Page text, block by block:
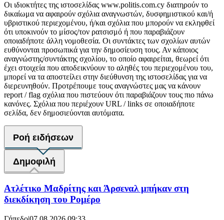
Οι ιδιοκτήτες της ιστοσελίδας www.politis.com.cy διατηρούν το
δικαίωμα να αφαιρούν σχόλια αναγνωστών, δυσφημιστικού και/ή
υβριστικού περιεχομένου, ή/και σχόλια που μπορούν να εκληφθεί
ότι υποκινούν το μίσος/τον ρατσισμό ή που παραβιάζουν
οποιαδήποτε άλλη νομοθεσία. Οι συντάκτες των σχολίων αυτών
ευθύνονται προσωπικά για την δημοσίευση τους. Αν κάποιος
αναγνώστης/συντάκτης σχολίου, το οποίο αφαιρείται, θεωρεί ότι
έχει στοιχεία που αποδεικνύουν το αληθές του περιεχομένου του,
μπορεί να τα αποστείλει στην διεύθυνση της ιστοσελίδας για να
διερευνηθούν. Προτρέπουμε τους αναγνώστες μας να κάνουν
report / flag σχόλια που πιστεύουν ότι παραβιάζουν τους πιο πάνω
κανόνες. Σχόλια που περιέχουν URL / links σε οποιαδήποτε
σελίδα, δεν δημοσιεύονται αυτόματα.
Ροή ειδήσεων
Δημοφιλή
Ατλέτικο Μαδρίτης και Άρσεναλ μπήκαν στη
διεκδίκηση του Ρομέρο